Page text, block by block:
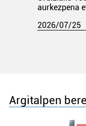
aurkezpena
2026/07/25
Argitalpen